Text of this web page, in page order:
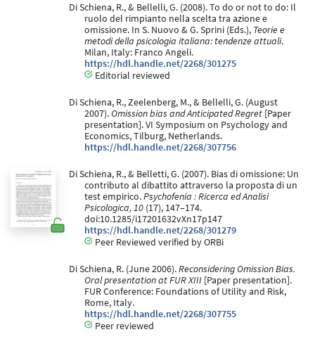
Di Schiena, R., & Bellelli, G. (2008). To do or not to do: Il
ruolo del rimpianto nella scelta tra azione e
omissione. In S. Nuovo & G. Sprini (Eds.), Teorie e
metodi della psicologia italiana: tendenze attuali.
Milan, Italy: Franco Angeli.
https://hdl.handle.net/2268/301275
Editorial reviewed
Di Schiena, R., Zeelenberg, M., & Bellelli, G. (August
2007).Omission bias and Anticipated Regret [Paper
presentation]. VI Symposium on Psychology and
Economics, Tilburg, Netherlands.
https://hdl.handle.net/2268/307756
Di Schiena, R., & Belletti, G. (2007). Bias di omissione: Un
contributo al dibattito attraverso la proposta di un
test empirico.Psychofenia : Ricerca ed Analisi
Psicologica, 10 (17), 147–174.
doi:10.1285/i17201632vXn17p147
https://hdl.handle.net/2268/301279
Peer Reviewed verified by ORBi
Di Schiena, R. (June 2006).Reconsidering Omission Bias.
Oral presentation at FUR XIII [Paper presentation].
FUR Conference: Foundations of Utility and Risk,
Rome, Italy.
https://hdl.handle.net/2268/307755
Peer reviewed